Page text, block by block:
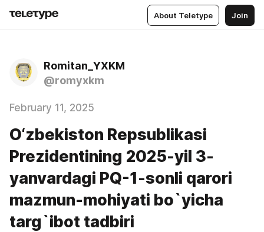
About Teletype Join
Romitan_YXKM
@romyxkm
February 11, 2025
O‘zbekiston Repsublikasi
Prezidentining 2025-yil 3-
yanvardagi PQ-1-sonli qarori
mazmun-mohiyati bo`yicha
targ`ibot tadbiri